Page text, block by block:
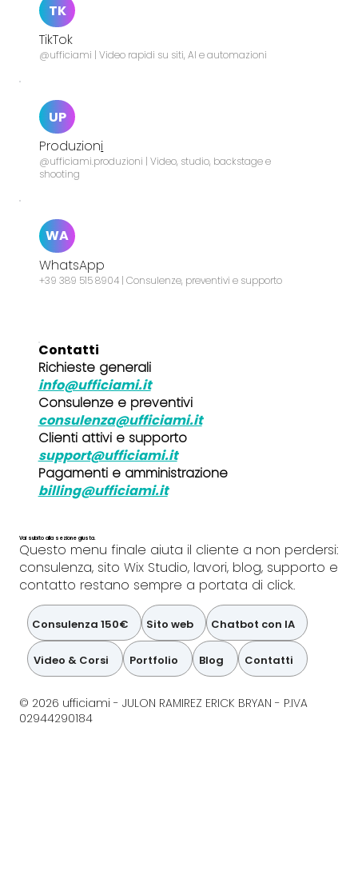
Contatti
Richieste generali
info@ufficiami.it
Consulenze e preventivi
consulenza@ufficiami.it
Clienti attivi e supporto
support@ufficiami.it
Pagamenti e amministrazione
billing@ufficiami.it
TK
TikTok
@ufficiami | Video rapidi su siti, AI e automazioni
UP
Produzioni
@ufficiami.produzioni | Video, studio, backstage e
shooting
WA
WhatsApp
+39 389 515 8904 | Consulenze, preventivi e supporto
Vai subito alla sezione giusta.
Questo menu finale aiuta il cliente a non perdersi:
consulenza, sito Wix Studio, lavori, blog, supporto e
contatto restano sempre a portata di click.
Consulenza 150€ Sito web Chatbot con IA
Video & Corsi Portfolio Blog Contatti
© 2026 ufficiami - JULON RAMIREZ ERICK BRYAN - P.IVA
02944290184